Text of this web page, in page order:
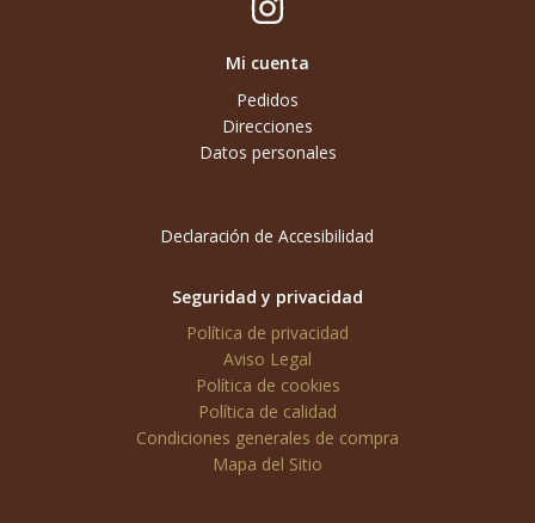
Mi cuenta
Pedidos
Direcciones
Datos personales
Declaración de Accesibilidad
Seguridad y privacidad
Política de privacidad
Aviso Legal
Política de cookies
Política de calidad
Condiciones generales de compra
Mapa del Sitio